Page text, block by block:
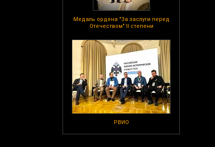
Медаль ордена "За заслуги перед
Отечеством" II степени
РВИО